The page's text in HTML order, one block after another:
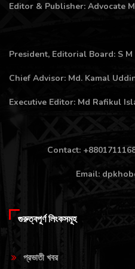
Editor & Publisher: Advocate
President, Editorial Board: S
Chief Advisor: Md. Kamal
Executive Editor: Md Rafikul
Contact:
Email:
গুরুত্বপূর্ণ লিংকসমূহ
প্রভাতী খবর